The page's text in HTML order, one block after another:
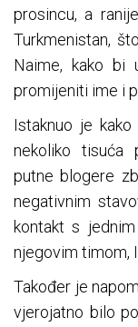
prosincu, a
Turkmenistan,
Naime, kako bi
promijeniti ime i
Istaknuo je
nekoliko tisuća
putne blogere
negativnim
kontakt s
njegovim timom,
Također je
vjerojatno bilo